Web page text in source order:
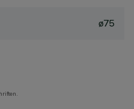
ø75